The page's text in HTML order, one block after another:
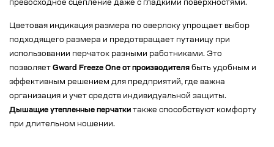
превосходное сцепление даже с гладкими поверхностями.
Цветовая индикация размера по оверлоку упрощает выбор
подходящего размера и предотвращает путаницу при
использовании перчаток разными работниками. Это
позволяет Gward Freeze One от производителя быть удобным и
эффективным решением для предприятий, где важна
организация и учет средств индивидуальной защиты.
Дышащие утепленные перчатки также способствуют комфорту
при длительном ношении.